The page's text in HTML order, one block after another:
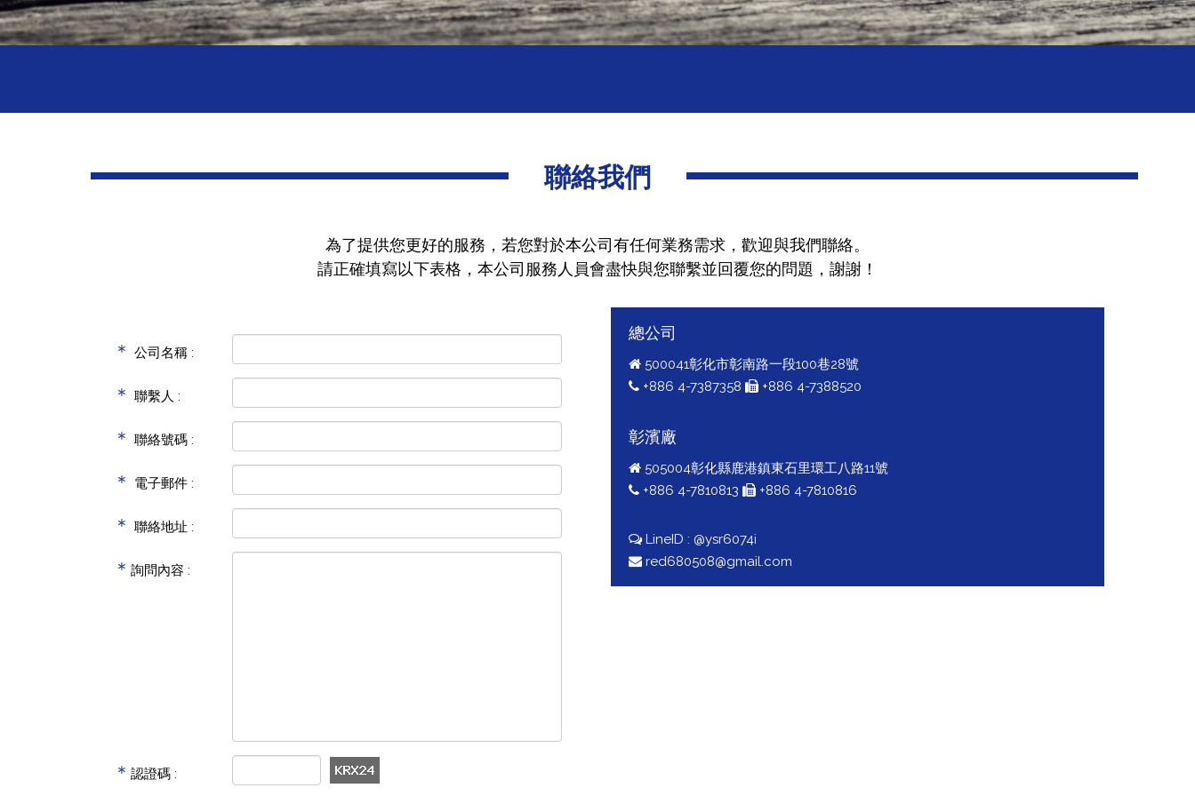
聯絡我們
為了提供您更好的服務，若您對於本公司有任何業務需求，歡迎與我們聯絡。
請正確填寫以下表格，本公司服務人員會盡快與您聯繫並回覆您的問題，謝謝！
＊ 公司名稱 :
＊ 聯繫人 :
＊ 聯絡號碼 :
＊ 電子郵件 :
＊ 聯絡地址 :
＊ 詢問內容 :
＊ 認證碼 :
總公司
500041彰化市彰南路一段100巷28號
+886 4-7387358
+886 4-7388520
彰濱廠
505004彰化縣鹿港鎮東石里環工八路11號
+886 4-7810813
+886 4-7810816
LineID : @ysr6074i
red680508@gmail.com